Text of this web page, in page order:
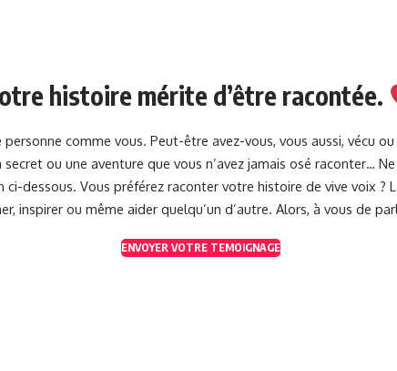
histoire mérite d’être racontée.
comme vous. Peut-être avez-vous, vous aussi, vécu
ou une aventure que vous n’avez jamais osé raconter…
dessous. Vous préférez raconter votre histoire de vive voix ?
inspirer ou même aider quelqu’un d’autre. Alors, à vous de
ENVOYER VOTRE TEMOIGNAGE